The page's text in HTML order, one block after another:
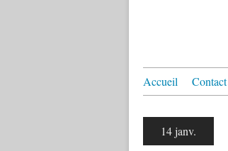
Accueil Contact
14 janv.